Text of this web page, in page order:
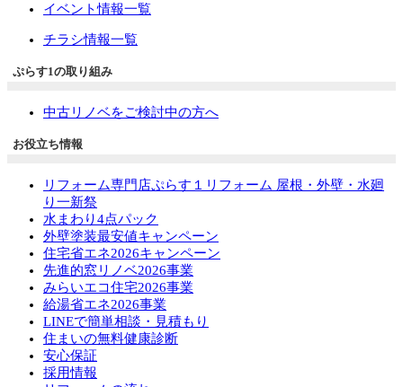
イベント情報一覧
チラシ情報一覧
ぷらす1の取り組み
中古リノベをご検討中の方へ
お役立ち情報
リフォーム専門店ぷらす１リフォーム 屋根・外壁・水廻
り一新祭
水まわり4点パック
外壁塗装最安値キャンペーン
住宅省エネ2026キャンペーン
先進的窓リノベ2026事業
みらいエコ住宅2026事業
給湯省エネ2026事業
LINEで簡単相談・見積もり
住まいの無料健康診断
安心保証
採用情報